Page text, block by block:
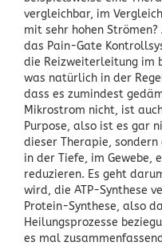
vergleichbar, im
mit sehr hohen
das Pain-Gate
die Reizweiterleitung im
was natürlich in der
dass es zumindest
Mikrostrom nicht, ist
Purpose, also ist es gar
dieser Therapie,
in der Tiefe, im Gewebe,
reduzieren. Es geht
wird, die ATP-Synthese
Protein-Synthese, also
Heilungsprozesse
es mal